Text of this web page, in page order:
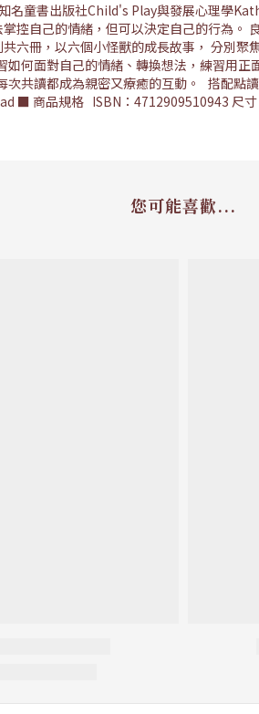
名童書出版社Child's Play與發展心理學
控自己的情緒，但可以決定自己的行為。
六冊，以六個小怪獸的成長故事， 分別
何面對自己的情緒、轉換想法，練習用
共讀都成為親密又療癒的互動。 搭配
商品規格 ISBN：4712909510943 尺
您可能喜歡...